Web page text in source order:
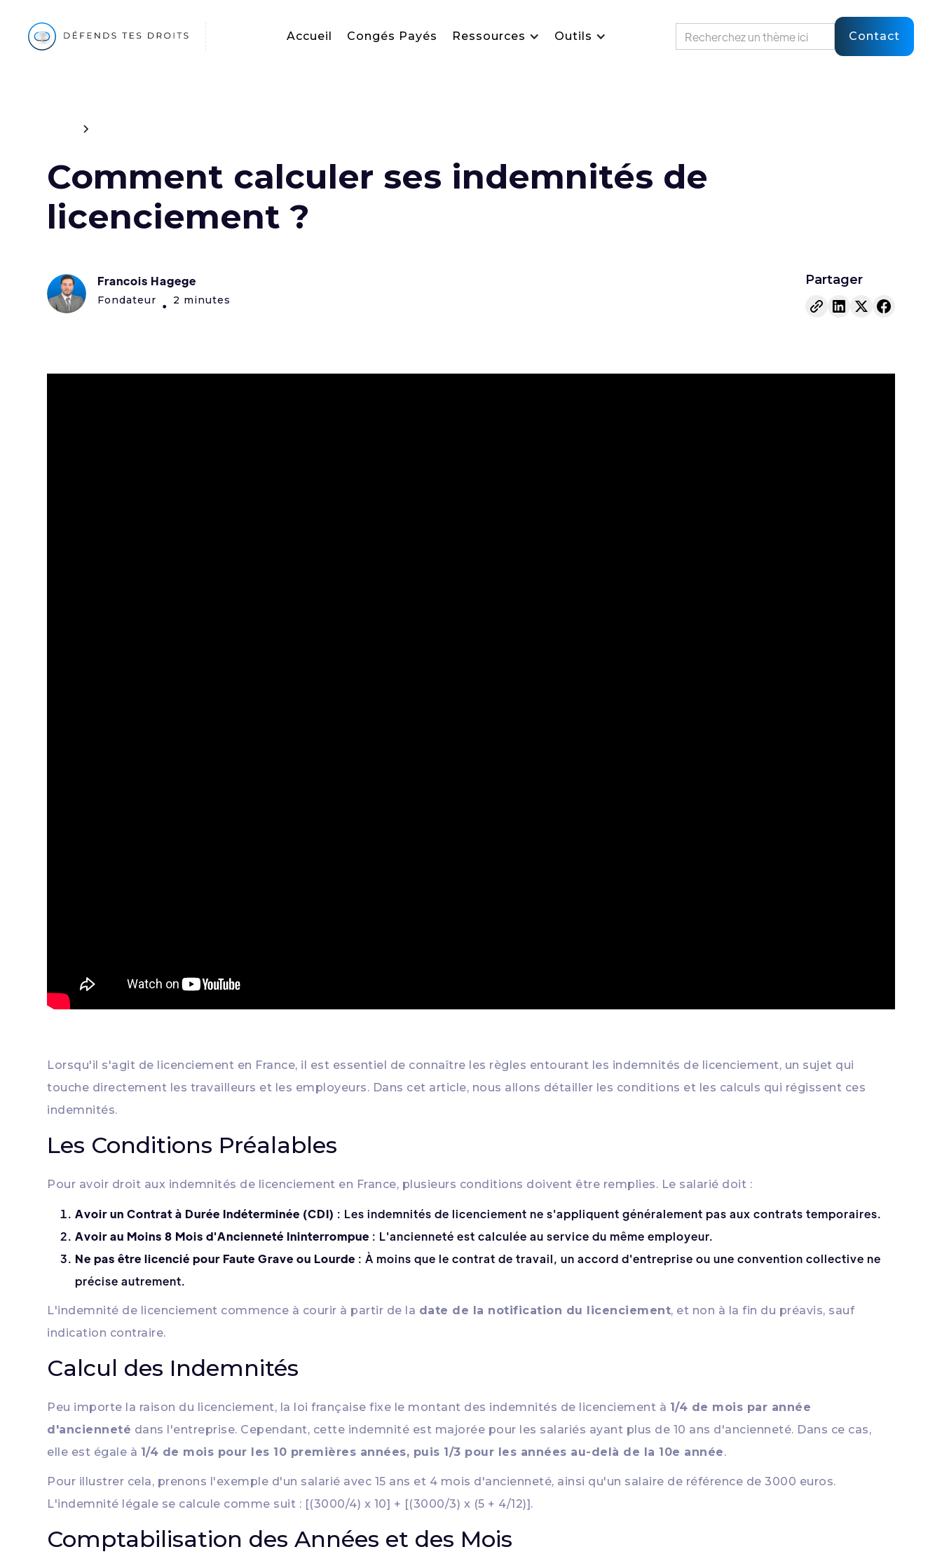
Accueil Congés Payés Ressources Outils Contact
Comment calculer ses indemnités de
licenciement ?
Francois Hagege
Fondateur • 2 minutes
Partager
Lorsqu'il s'agit de licenciement en France, il est essentiel de connaître les règles entourant les indemnités de licenciement, un sujet qui
touche directement les travailleurs et les employeurs. Dans cet article, nous allons détailler les conditions et les calculs qui régissent ces
indemnités.
Les Conditions Préalables
Pour avoir droit aux indemnités de licenciement en France, plusieurs conditions doivent être remplies. Le salarié doit :
Avoir un Contrat à Durée Indéterminée (CDI) : Les indemnités de licenciement ne s'appliquent généralement pas aux contrats temporaires.
Avoir au Moins 8 Mois d'Ancienneté Ininterrompue : L'ancienneté est calculée au service du même employeur.
Ne pas être licencié pour Faute Grave ou Lourde : À moins que le contrat de travail, un accord d'entreprise ou une convention collective ne
précise autrement.
L'indemnité de licenciement commence à courir à partir de la date de la notification du licenciement, et non à la fin du préavis, sauf
indication contraire.
Calcul des Indemnités
Peu importe la raison du licenciement, la loi française fixe le montant des indemnités de licenciement à 1/4 de mois par année
d'ancienneté dans l'entreprise. Cependant, cette indemnité est majorée pour les salariés ayant plus de 10 ans d'ancienneté. Dans ce cas,
elle est égale à 1/4 de mois pour les 10 premières années, puis 1/3 pour les années au-delà de la 10e année.
Pour illustrer cela, prenons l'exemple d'un salarié avec 15 ans et 4 mois d'ancienneté, ainsi qu'un salaire de référence de 3000 euros.
L'indemnité légale se calcule comme suit : [(3000/4) x 10] + [(3000/3) x (5 + 4/12)].
Comptabilisation des Années et des Mois